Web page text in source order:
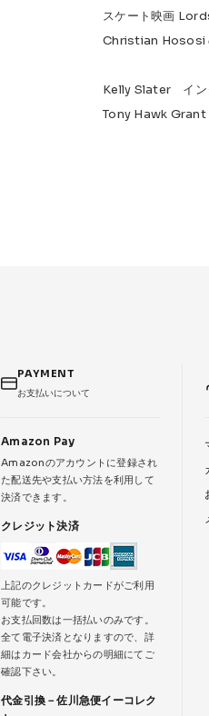
スケート映画
Christian Hososi
Kelly Slater イン
Tony Hawk
PAYMENT
お支払いについて
Amazon Pay
Amazonのアカウントに登録され
た配送先や支払い方法を利用して
決済できます。
クレジット決済
上記のクレジットカードがご利用
可能です。
お支払回数は一括払いのみです。
全て電子決済となりますので、詳
細はカード会社からの明細にてご
確認下さい。
代金引換－佐川急便イーコレク